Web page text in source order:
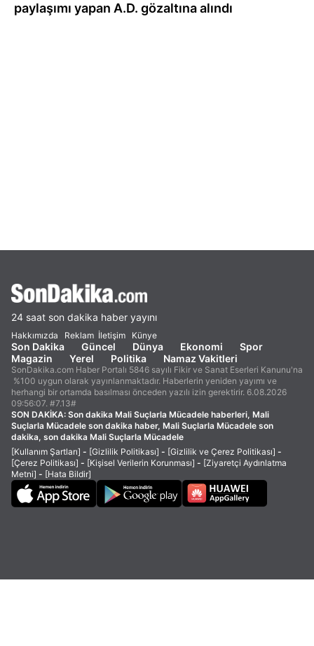
paylaşımı yapan A.D. gözaltına alındı
24 saat son dakika haber yayını
Hakkımızda Reklam İletişim Künye
Son Dakika Güncel Dünya Ekonomi
Spor
Magazin
Yerel Politika Namaz Vakitleri
SonDakika.com Haber Portalı 5846 sayılı Fikir ve Sanat Eserleri Kanunu'na
%100 uygun olarak yayınlanmaktadır. Haberlerin yeniden yayımı ve
herhangi bir ortamda basılması önceden yazılı izin gerektirir. 6.08.2026
09:56:07. #7.13#
SON DAKİKA: Son dakika Mali Suçlarla Mücadele haberleri, Mali
Suçlarla Mücadele son dakika haber, Mali Suçlarla Mücadele son
dakika, son dakika Mali Suçlarla Mücadele
[Kullanım Şartları] - [Gizlilik Politikası] - [Gizlilik ve Çerez Politikası] -
[Çerez Politikası] - [Kişisel Verilerin Korunması] - [Ziyaretçi Aydınlatma
Metni] - [Hata Bildir]